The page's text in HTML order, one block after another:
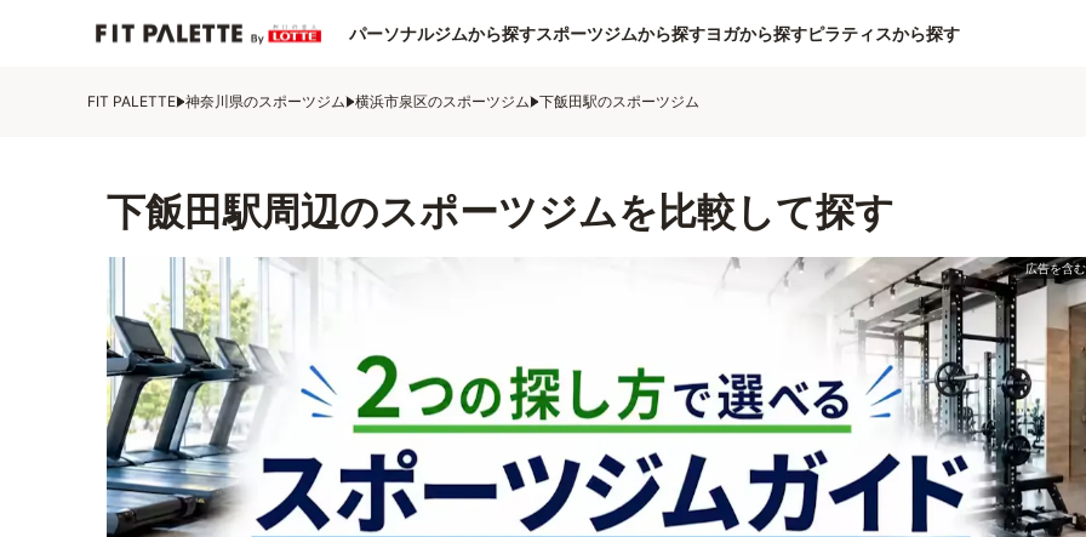
パーソナルジムから探すスポーツジムから探すヨガから探すピラティスから探す
FIT PALETTE 神奈川県のスポーツジム 横浜市泉区のスポーツジム 下飯田駅のスポーツジム
下飯田駅周辺のスポーツジムを比較して探す